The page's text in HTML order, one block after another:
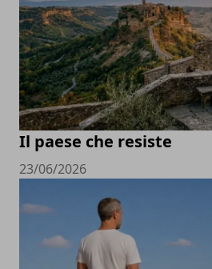
Il paese che resiste
23/06/2026